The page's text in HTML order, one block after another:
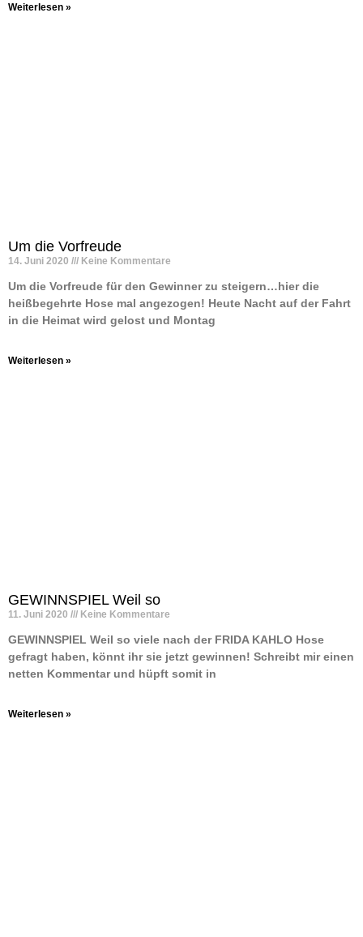
Weiterlesen »
Um die Vorfreude
14. Juni 2020 Keine Kommentare
Um die Vorfreude für den Gewinner zu steigern…hier die
heißbegehrte Hose mal angezogen! Heute Nacht auf der Fahrt
in die Heimat wird gelost und Montag
Weiterlesen »
GEWINNSPIEL Weil so
11. Juni 2020 Keine Kommentare
GEWINNSPIEL Weil so viele nach der FRIDA KAHLO Hose
gefragt haben, könnt ihr sie jetzt gewinnen! Schreibt mir einen
netten Kommentar und hüpft somit in
Weiterlesen »